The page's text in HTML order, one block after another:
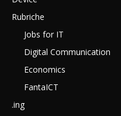
Rubriche
Jobs for IT
Digital Communication
Economics
FantaICT
.ing